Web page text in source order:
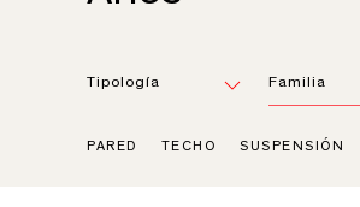
Tipología Familia
PARED TECHO SUSPENSIÓN